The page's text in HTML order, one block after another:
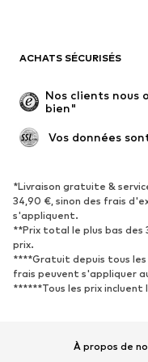
Occasions spéciales
Remise à neuf
Nouveautés
Baskets
Escarpins et talons hauts
Sandales
Chaussures de sport
ACHATS SÉCURISÉS
Nos clients
bien"
Vos données
*Livraison gratuite &
34,90 €, sinon des frais
s'appliquent.
**Prix total le plus bas des
prix.
****Gratuit depuis tous
frais peuvent s'appliquer
******Tous les prix incluent
À propos de